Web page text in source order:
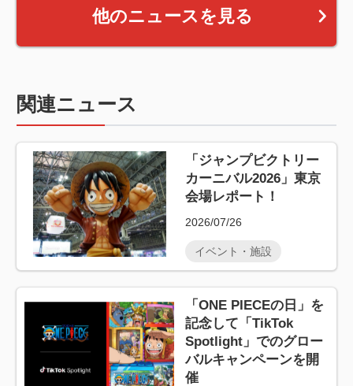
他のニュースを見る
関連ニュース
「ジャンプビクトリー
カーニバル2026」東京
会場レポート！
2026/07/26
イベント・施設
「ONE PIECEの日」を
記念して「TikTok
Spotlight」でのグロー
バルキャンペーンを開
催